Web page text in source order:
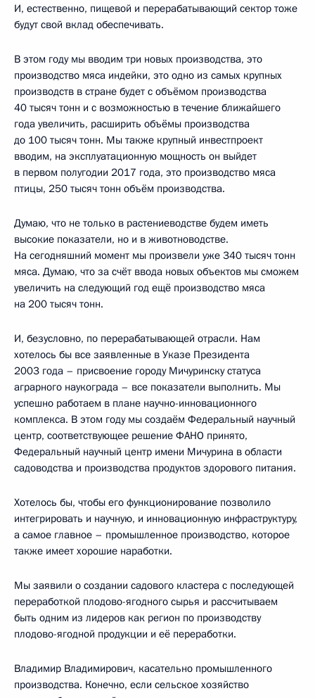
И, естественно, пищевой и перерабатывающий сектор тоже
будут свой вклад обеспечивать.
В этом году мы вводим три новых производства, это
производство мяса индейки, это одно из самых крупных
производств в стране будет с объёмом производства
40 тысяч тонн и с возможностью в течение ближайшего
года увеличить, расширить объёмы производства
до 100 тысяч тонн. Мы также крупный инвестпроект
вводим, на эксплуатационную мощность он выйдет
в первом полугодии 2017 года, это производство мяса
птицы, 250 тысяч тонн объём производства.
Думаю, что не только в растениеводстве будем иметь
высокие показатели, но и в животноводстве.
На сегодняшний момент мы произвели уже 340 тысяч тонн
мяса. Думаю, что за счёт ввода новых объектов мы сможем
увеличить на следующий год ещё производство мяса
на 200 тысяч тонн.
И, безусловно, по перерабатывающей отрасли. Нам
хотелось бы все заявленные в Указе Президента
2003 года – присвоение городу Мичуринску статуса
аграрного наукограда – все показатели выполнить. Мы
успешно работаем в плане научно-инновационного
комплекса. В этом году мы создаём Федеральный научный
центр, соответствующее решение ФАНО принято,
Федеральный научный центр имени Мичурина в области
садоводства и производства продуктов здорового питания.
Хотелось бы, чтобы его функционирование позволило
интегрировать и научную, и инновационную инфраструктуру,
а самое главное – промышленное производство, которое
также имеет хорошие наработки.
Мы заявили о создании садового кластера с последующей
переработкой плодово-ягодного сырья и рассчитываем
быть одним из лидеров как регион по производству
плодово-ягодной продукции и её переработки.
Владимир Владимирович, касательно промышленного
производства. Конечно, если сельское хозяйство